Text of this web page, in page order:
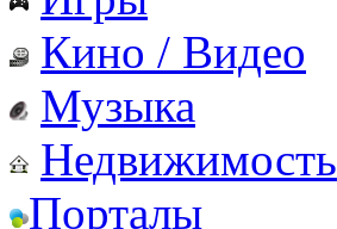
Кино / Видео
Музыка
Недвижимость
Порталы